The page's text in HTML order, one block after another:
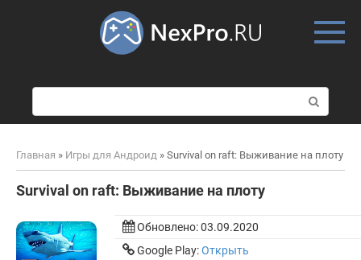
о
и
к
Главная » Игры для Андроид » Survival on raft: Выживание на плоту
Survival on raft: Выживание на плоту
Обновлено:03.09.2020
Google Play:Открыть